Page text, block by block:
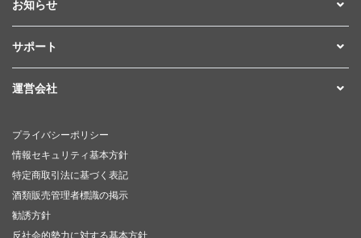
お知らせ
サポート
運営会社
プライバシーポリシー
情報セキュリティ基本方針
特定商取引法に基づく表記
酒類販売管理者標識の掲示
勧誘方針
反社会的勢力に対する基本方針